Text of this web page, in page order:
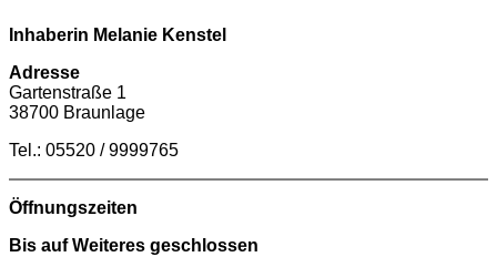
Inhaberin Melanie Kenstel
Adresse
Gartenstraße 1
38700 Braunlage
Tel.: 05520 / 9999765
Öffnungszeiten
Bis auf Weiteres geschlossen